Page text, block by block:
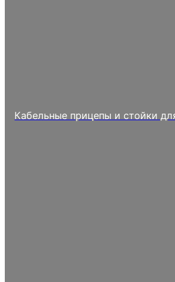
Кабельные прицепы и стойки